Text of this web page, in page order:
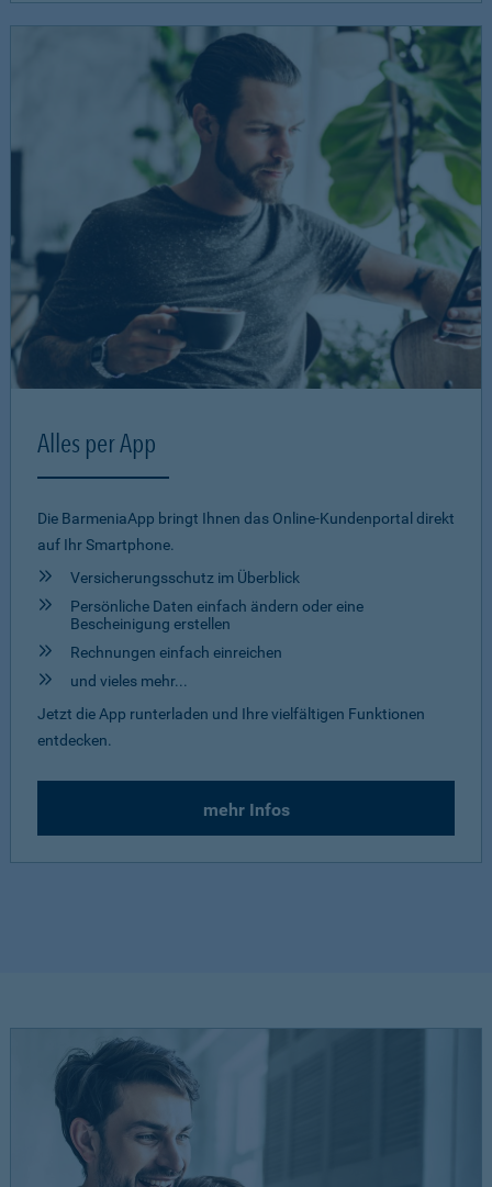
Alles per App
Die BarmeniaApp bringt Ihnen das Online-Kundenportal direkt
auf Ihr Smartphone.
Versicherungsschutz im Überblick
Persönliche Daten einfach ändern oder eine
Bescheinigung erstellen
Rechnungen einfach einreichen
und vieles mehr...
Jetzt die App runterladen und Ihre vielfältigen Funktionen
entdecken.
mehr Infos